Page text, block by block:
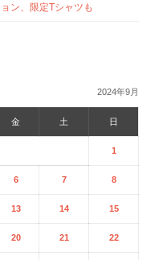
ン、限定Tシャツも
2024年9月
金 土 日
1
6 7 8
13 14 15
20 21 22